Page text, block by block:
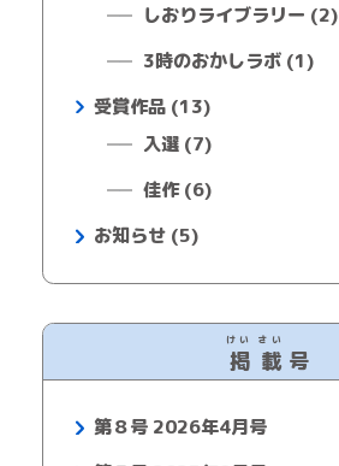
しおりライブラリー (2)
3時のおかしラボ (1)
受賞作品 (13)
入選 (7)
佳作 (6)
お知らせ (5)
掲
けい
載
さい
号
第８号 2026年4月号